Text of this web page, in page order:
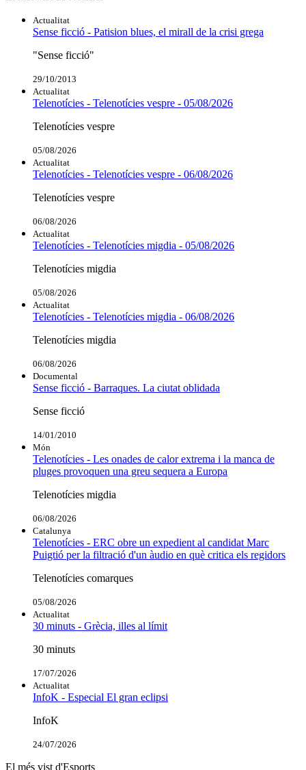
Actualitat
Sense ficció - Patision blues, el mirall de la crisi grega
"Sense ficció"
29/10/2013
Actualitat
Telenotícies - Telenotícies vespre - 05/08/2026
Telenotícies vespre
05/08/2026
Actualitat
Telenotícies - Telenotícies vespre - 06/08/2026
Telenotícies vespre
06/08/2026
Actualitat
Telenotícies - Telenotícies migdia - 05/08/2026
Telenotícies migdia
05/08/2026
Actualitat
Telenotícies - Telenotícies migdia - 06/08/2026
Telenotícies migdia
06/08/2026
Documental
Sense ficció - Barraques. La ciutat oblidada
Sense ficció
14/01/2010
Món
Telenotícies - Les onades de calor extrema i la manca de
pluges provoquen una greu sequera a Europa
Telenotícies migdia
06/08/2026
Catalunya
Telenotícies - ERC obre un expedient al candidat Marc
Puigtió per la filtració d'un àudio en què critica els regidors
Telenotícies comarques
05/08/2026
Actualitat
30 minuts - Grècia, illes al límit
30 minuts
17/07/2026
Actualitat
InfoK - Especial El gran eclipsi
InfoK
24/07/2026
El més vist d'Esports